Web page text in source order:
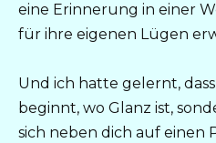
eine Erinnerung in einer
für ihre eigenen Lügen
Und ich hatte gelernt,
beginnt, wo Glanz ist,
sich neben dich auf einen